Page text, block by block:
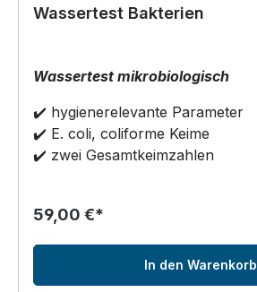
Wassertest Bakterien
Wassertest mikrobiologisch
✔️ hygienerelevante Parameter
✔️ E. coli, coliforme Keime
✔️ zwei Gesamtkeimzahlen
59,00 €*
In den Warenkorb